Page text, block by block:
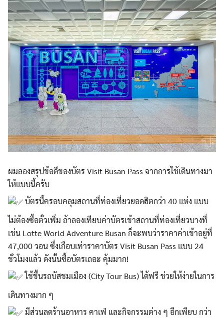
ผมลองสรุปข้อดีของบัตร Visit Busan Pass จากการใช้เดินทางมา
ให้แบบนี้ครับ
บัตรนี้ครอบคลุมสถานที่ท่องเที่ยวยอดฮิตกว่า 40 แห่ง แบบ
ไม่ต้องซื้อตั๋วเพิ่ม ถ้าลองเทียบค่าบัตรเข้าสถานที่ท่องเที่ยวบางที่
เช่น Lotte World Adventure Busan ก็จะพบว่าราคาค่าเข้าอยู่ที่
47,000 วอน ซึ่งเกือบเท่าราคาบัตร Visit Busan Pass แบบ 24
ชั่วโมงแล้ว ดังนั้นซื้อบัตรเถอะ คุ้มมาก!
ใช้ขึ้นรถบัสชมเมือง (City Tour Bus) ได้ฟรี ช่วยให้ง่ายในการ
เดินทางมาก ๆ
มีส่วนลดร้านอาหาร คาเฟ่ และกิจกรรมต่าง ๆ อีกเพียบ กว่า